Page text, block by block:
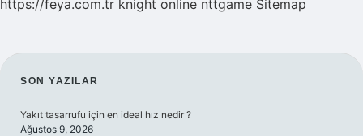
https://feya.com.tr knight online nttgame Sitemap
SIDEBAR
SON YAZILAR
Yakıt tasarrufu için en ideal hız nedir ?
Ağustos 9, 2026